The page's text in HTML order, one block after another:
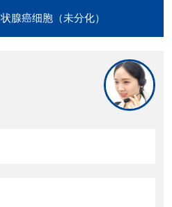
腺癌细胞（未分化）